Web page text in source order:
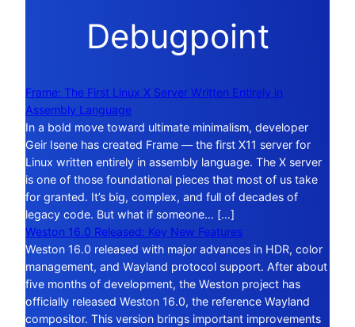
Debugpoint
Frame: The First Linux X Server Written Entirely in
Assembly Language
In a bold move toward ultimate minimalism, developer
Geir Isene has created Frame — the first X11 server for
Linux written entirely in assembly language. The X server
is one of those foundational pieces that most of us take
for granted. It’s big, complex, and full of decades of
legacy code. But what if someone… […]
Weston 16.0 Released: Key New Features
Weston 16.0 released with major advances in HDR, color
management, and Wayland protocol support. After about
five months of development, the Weston project has
officially released Weston 16.0, the reference Wayland
compositor. This version brings important improvements